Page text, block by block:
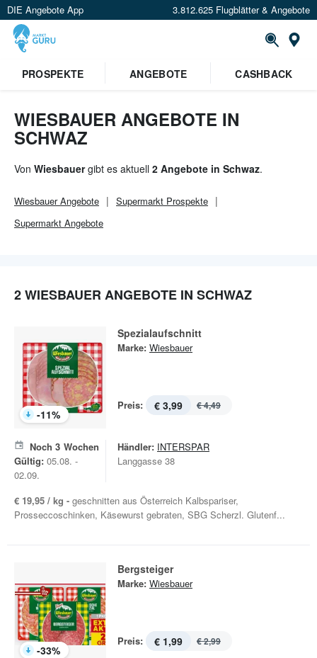
DIE Angebote App 3.812.625 Flugblätter & Angebote
PROSPEKTE ANGEBOTE CASHBACK
WIESBAUER ANGEBOTE IN
SCHWAZ
Von Wiesbauergibt es aktuell 2 Angebote in Schwaz.
WiesbauerAngebote Supermarkt Prospekte
Supermarkt Angebote
2 WIESBAUER ANGEBOTE IN SCHWAZ
-11%
Spezialaufschnitt
Marke: Wiesbauer
Preis: € 3,99 € 4,49
Noch 3 Wochen
Gültig: 05.08. -
02.09.
Händler: INTERSPAR
Langgasse 38
€ 19,95 / kg - geschnitten aus Österreich Kalbspariser,
Prosseccoschinken, Käsewurst gebraten, SBG Scherzl. Glutenf...
-33%
Bergsteiger
Marke: Wiesbauer
Preis: € 1,99 € 2,99